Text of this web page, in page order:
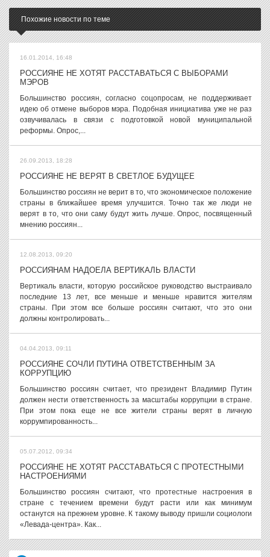
Похожие новости по теме
16.01.2014, 16:48
РОССИЯНЕ НЕ ХОТЯТ РАССТАВАТЬСЯ С ВЫБОРАМИ
МЭРОВ
Большинство россиян, согласно соцопросам, не поддерживает
идею об отмене выборов мэра. Подобная инициатива уже не раз
озвучивалась в связи с подготовкой новой муниципальной
реформы. Опрос,...
26.09.2013, 18:28
РОССИЯНЕ НЕ ВЕРЯТ В СВЕТЛОЕ БУДУЩЕЕ
Большинство россиян не верит в то, что экономическое положение
страны в ближайшее время улучшится. Точно так же люди не
верят в то, что они саму будут жить лучше. Опрос, посвященный
мнению россиян...
12.08.2013, 09:20
РОССИЯНАМ НАДОЕЛА ВЕРТИКАЛЬ ВЛАСТИ
Вертикаль власти, которую российское руководство выстраивало
последние 13 лет, все меньше и меньше нравится жителям
страны. При этом все больше россиян считают, что это они
должны контролировать...
04.04.2013, 09:11
РОССИЯНЕ СОЧЛИ ПУТИНА ОТВЕТСТВЕННЫМ ЗА
КОРРУПЦИЮ
Большинство россиян считает, что президент Владимир Путин
должен нести ответственность за масштабы коррупции в стране.
При этом пока еще не все жители страны верят в личную
коррумпированность...
05.07.2012, 09:34
РОССИЯНЕ НЕ ХОТЯТ РАССТАВАТЬСЯ С ПРОТЕСТНЫМИ
НАСТРОЕНИЯМИ
Большинство россиян считают, что протестные настроения в
стране с течением времени будут расти или как минимум
останутся на прежнем уровне. К такому выводу пришли социологи
«Левада-центра». Как...